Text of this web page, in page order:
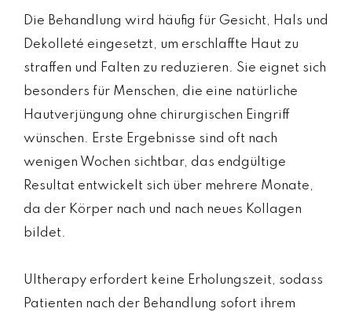
Die Behandlung wird häufig für Gesicht, Hals und
Dekolleté eingesetzt, um erschlaffte Haut zu
straffen und Falten zu reduzieren. Sie eignet sich
besonders für Menschen, die eine natürliche
Hautverjüngung ohne chirurgischen Eingriff
wünschen. Erste Ergebnisse sind oft nach
wenigen Wochen sichtbar, das endgültige
Resultat entwickelt sich über mehrere Monate,
da der Körper nach und nach neues Kollagen
bildet.
Ultherapy erfordert keine Erholungszeit, sodass
Patienten nach der Behandlung sofort ihrem